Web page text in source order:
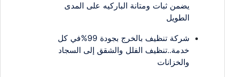
يضمن ثبات ومتانة الباركيه على المدى
الطويل
شركة تنظيف بالخرج بجودة 99%في كل
خدمة..تنظيف الفلل والشقق إلى السجاد
والخزانات